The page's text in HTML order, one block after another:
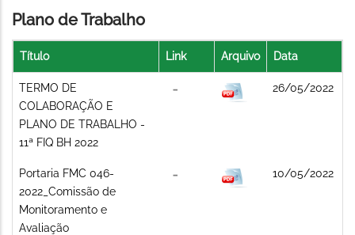
Plano de Trabalho
Título Link Arquivo Data
TERMO DE
COLABORAÇÃO E
PLANO DE TRABALHO -
11ª FIQ BH 2022
26/05/2022
Portaria FMC 046-
2022_Comissão de
Monitoramento e
Avaliação
10/05/2022